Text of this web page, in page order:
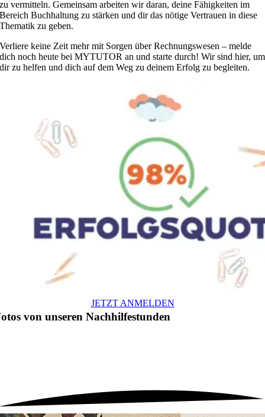
zu vermitteln. Gemeinsam arbeiten wir daran, deine Fähigkeiten im
Bereich Buchhaltung zu stärken und dir das nötige Vertrauen in diese
Thematik zu geben.
Verliere keine Zeit mehr mit Sorgen über Rechnungswesen – melde
dich noch heute bei MYTUTOR an und starte durch! Wir sind hier, um
dir zu helfen und dich auf dem Weg zu deinem Erfolg zu begleiten.
JETZT ANMELDEN
von unserenNachhilfestunden